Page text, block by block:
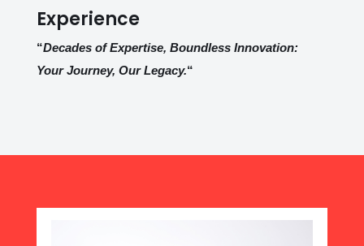
Experience
“Decades of Expertise, Boundless Innovation:
Your Journey, Our Legacy.“